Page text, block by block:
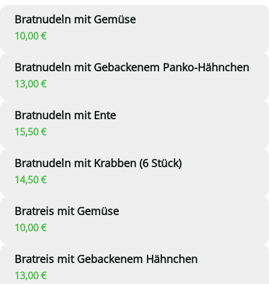
Bratnudeln mit Gemüse
10,00 €
Bratnudeln mit Gebackenem Panko-Hähnchen
13,00 €
Bratnudeln mit Ente
15,50 €
Bratnudeln mit Krabben (6 Stück)
14,50 €
Bratreis mit Gemüse
10,00 €
Bratreis mit Gebackenem Hähnchen
13,00 €